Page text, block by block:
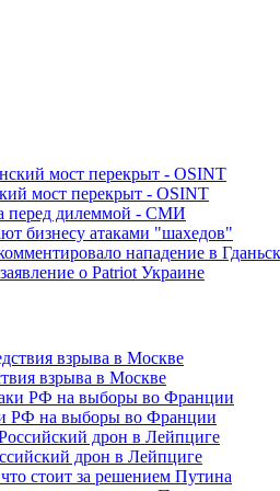
мост перекрыт - OSINT
перед дилеммой - СМИ
бизнесу атаками "шахедов"
нападение в
о Patriot Украине
взрыва в Москве
РФ на выборы во Франции
дрон в Лейпциге